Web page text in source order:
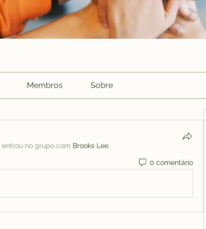
Membros Sobre
entrou no grupo com Brooks Lee.
0 comentário